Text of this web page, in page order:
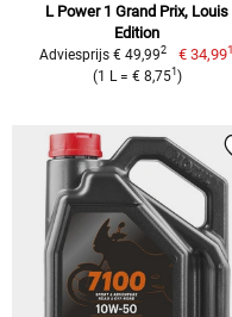
L Power 1 Grand Prix, Louis
Edition
Adviesprijs € 49,992 € 34,991
(1 L = € 8,751 )